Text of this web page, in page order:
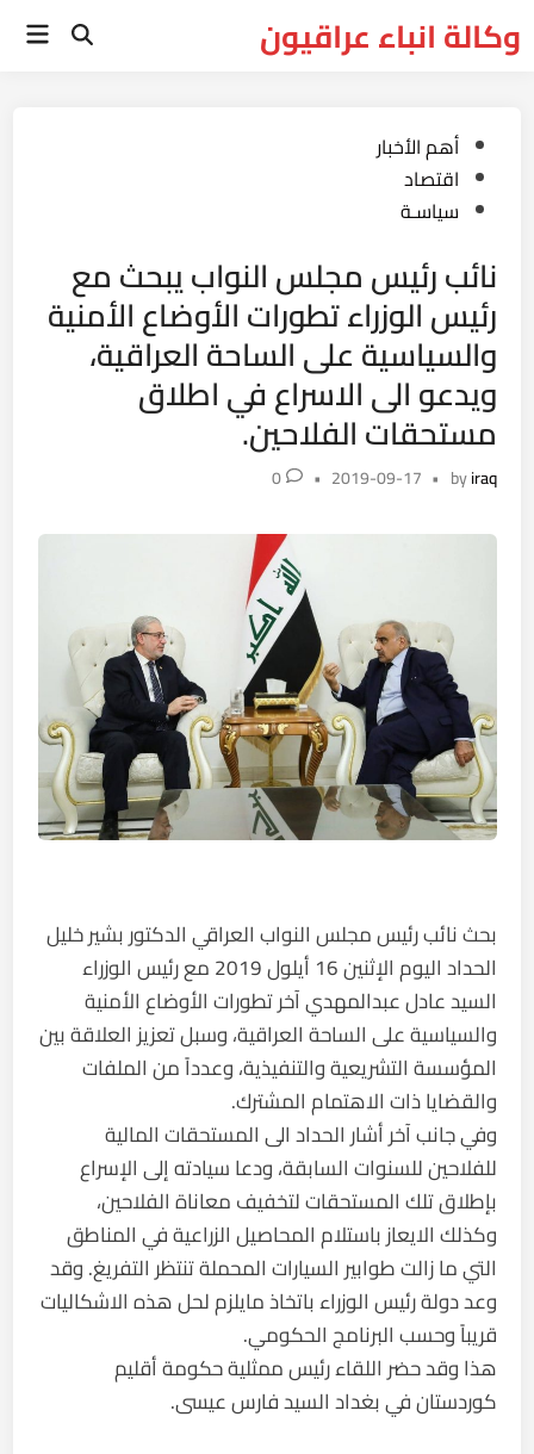
toوكالة انباء عراقيون Open
Posted
in
أهم الأخبار
اقتصاد
سياسـة
نائب رئيس مجلس النواب يبحث مع
رئيس الوزراء تطورات الأوضاع الأمنية
والسياسية على الساحة العراقية،
ويدعو الى الاسراع في اطلاق
مستحقات الفلاحين.
byiraq
•
2019-09-17
•
0
بحث نائب رئيس مجلس النواب العراقي الدكتور بشير خليل
الحداد اليوم الإثنين 16 أيلول 2019 مع رئيس الوزراء
السيد عادل عبدالمهدي آخر تطورات الأوضاع الأمنية
والسياسية على الساحة العراقية، وسبل تعزيز العلاقة بين
المؤسسة التشريعية والتنفيذية، وعدداً من الملفات
والقضايا ذات الاهتمام المشترك.
وفي جانب آخر أشار الحداد الى المستحقات المالية
للفلاحين للسنوات السابقة، ودعا سيادته إلى الإسراع
بإطلاق تلك المستحقات لتخفيف معاناة الفلاحين،
وكذلك الايعاز باستلام المحاصيل الزراعية في المناطق
التي ما زالت طوابير السيارات المحملة تنتظر التفريغ. وقد
وعد دولة رئيس الوزراء باتخاذ مايلزم لحل هذه الاشكاليات
قريباً وحسب البرنامج الحكومي.
هذا وقد حضر اللقاء رئيس ممثلية حكومة أقليم
كوردستان في بغداد السيد فارس عيسى.